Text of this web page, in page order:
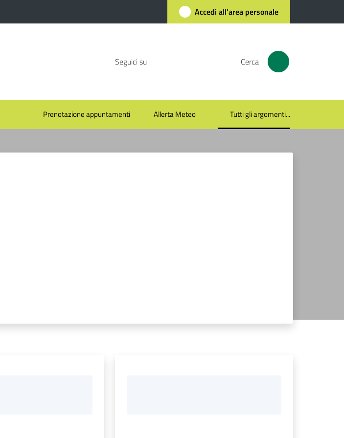
Accedi all'area personale
Seguici su Cerca
Prenotazione appuntamenti Allerta Meteo Tutti gli argomenti...
Menu selezionato